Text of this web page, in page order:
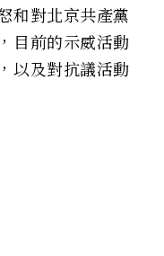
和對北京共產黨
目前的示威活動
以及對抗議活動